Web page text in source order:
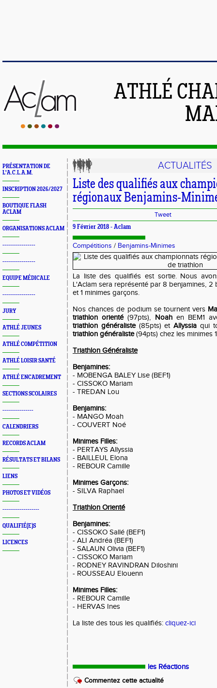
ATHLÉ
PRÉSENTATION DE
L'A.C.L.A.M.
INSCRIPTION 2026/2027
BOUTIQUE FLASH
ACLAM
ORGANISATIONS ACLAM
-----------------
-----------------
EQUIPE MÉDICALE
-----------------
JURY
ATHLÉ JEUNES
ATHLÉ COMPÉTITION
ATHLÉ LOISIR SANTÉ
ATHLÉ ENCADREMENT
SECTIONS SCOLAIRES
----------------
CALENDRIERS
RECORDS ACLAM
RÉSULTATS ET BILANS
LIENS
PHOTOS ET VIDÉOS
-------------------
QUALIFIÉ(E)S
LICENCES
ACTUALITÉS
Liste des qualifiés aux
régionaux Benjamins-
Tweet
9 Février 2018 - Aclam
Compétitions / Benjamins-Minimes
La liste des qualifiés est sortie. Nous
L'Aclam sera représenté par 8 benjamines, 2
et 1 minimes garçons.
Nos chances de podium se tournent vers
triathlon orienté(97pts), Noah en BEM1
triathlon généraliste(85pts) etAllyssia qui
triathlon généraliste(94pts) chez les minimes
Triathlon Généraliste
Benjamines:
- MOBENGA BALEY Lise (BEF1)
- CISSOKO Mariam
- TREDAN Lou
Benjamins:
- MANGO Moah
- COUVERT Noé
Minimes Filles:
- PERTAYS Allyssia
- BAILLEUL Elona
- REBOUR Camille
Minimes Garçons:
- SILVA Raphael
Triathlon Orienté
Benjamines:
- CISSOKO Sallé (BEF1)
- ALI Andréa (BEF1)
- SALAUN Olivia (BEF1)
- CISSOKO Mariam
- RODNEY RAVINDRAN Diloshini
- ROUSSEAU Elouenn
Minimes Filles:
- REBOUR Camille
- HERVAS Ines
La liste des tous les qualifiés: cliquez-ici
les Réactions
Commentez cette actualité